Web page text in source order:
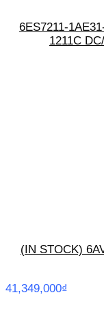
6ES7211-
1211C
(IN STOCK)
41,349,000₫